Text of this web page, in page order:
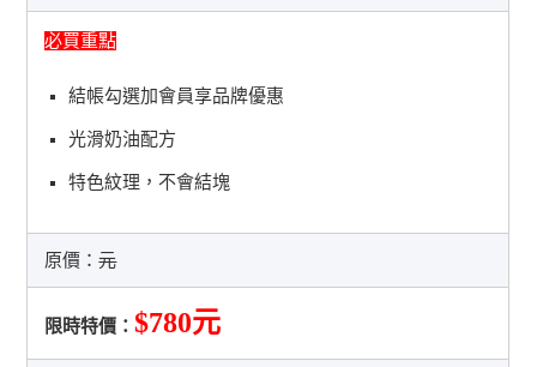
必買重點
結帳勾選加會員享品牌優惠
光滑奶油配方
特色紋理，不會結塊
原價：元
限時特價：$780元